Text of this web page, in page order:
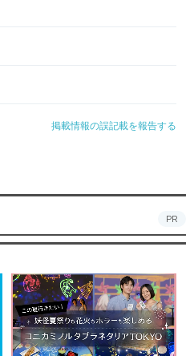
掲載情報の誤記載を報告する
PR